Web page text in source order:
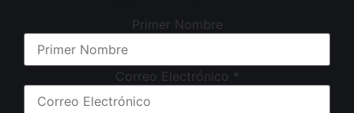
Primer Nombre
Correo Electrónico *